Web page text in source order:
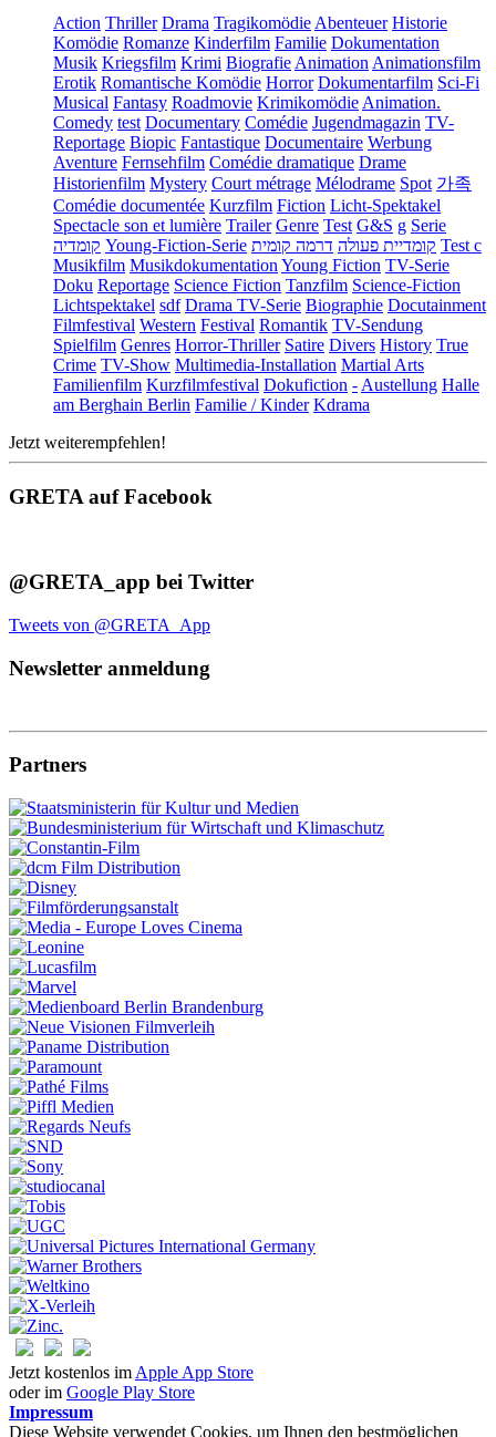
Action Thriller Drama Tragikomödie Abenteuer Historie
Komödie Romanze Kinderfilm Familie Dokumentation
Musik Kriegsfilm Krimi Biografie Animation Animationsfilm
Erotik Romantische Komödie Horror Dokumentarfilm Sci-Fi
Musical Fantasy Roadmovie Krimikomödie Animation.
Comedy test Documentary Comédie Jugendmagazin TV-
Reportage Biopic Fantastique Documentaire Werbung
Aventure Fernsehfilm Comédie dramatique Drame
Historienfilm Mystery Court métrage Mélodrame Spot 가족
Comédie documentée Kurzfilm Fiction Licht-Spektakel
Spectacle son et lumière Trailer Genre Test G&S g Serie
קומדיה Young-Fiction-Serie קומדיית פעולה דרמה קומית
Test c
Musikfilm Musikdokumentation Young Fiction TV-Serie
Doku Reportage Science Fiction Tanzfilm Science-Fiction
Lichtspektakel sdf Drama TV-Serie Biographie Docutainment
Filmfestival Western Festival Romantik TV-Sendung
Spielfilm Genres Horror-Thriller Satire Divers History True
Crime TV-Show Multimedia-Installation Martial Arts
Familienfilm Kurzfilmfestival Dokufiction - Austellung Halle
am Berghain Berlin Familie / Kinder Kdrama
Jetzt weiterempfehlen!
GRETA auf Facebook
@GRETA_app bei Twitter
Tweets von @GRETA_App
Newsletter anmeldung
Partners
Jetzt kostenlos im Apple App Store
oder im Google Play Store
Impressum
Diese Website verwendet Cookies, um Ihnen den bestmöglichen